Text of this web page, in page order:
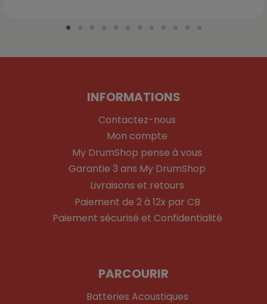
INFORMATIONS
Contactez-nous
Mon compte
My DrumShop pense à vous
Garantie 3 ans My DrumShop
Livraisons et retours
Paiement de 2 à 12x par CB
Paiement sécurisé et Confidentialité
PARCOURIR
Batteries Acoustiques